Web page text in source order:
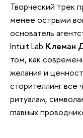
Творческий трек
менее острыми
основатель
Intuit Lab Клеман
том, как
желания и
сторителлинг
ритуалам,
главных